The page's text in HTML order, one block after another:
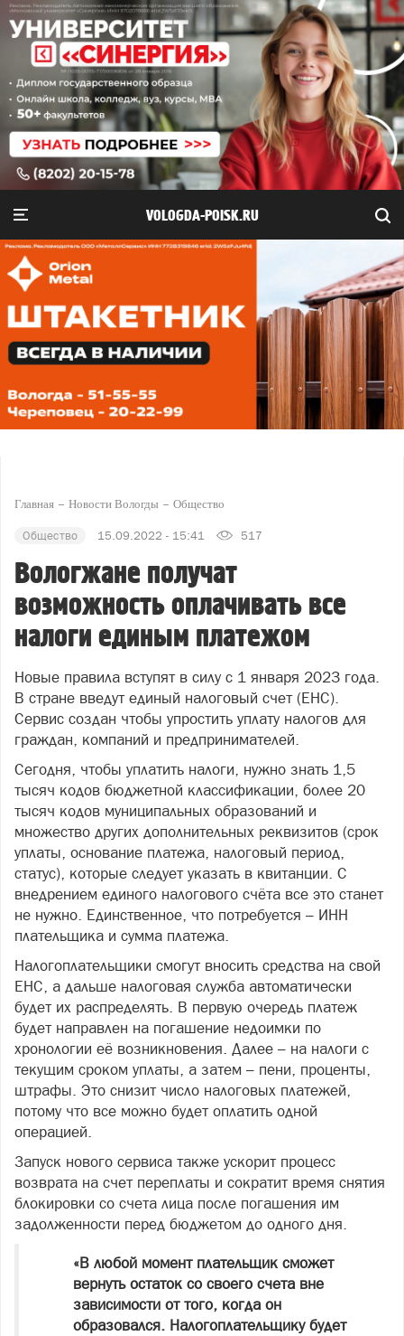
VOLOGDA-POISK.RU
Главная Новости Вологды Общество
Общество 15.09.2022 - 15:41 517
Вологжане получат
возможность оплачивать все
налоги единым платежом
Новые правила вступят в силу с 1 января 2023 года.
В стране введут единый налоговый счет (ЕНС).
Сервис создан чтобы упростить уплату налогов для
граждан, компаний и предпринимателей.
Сегодня, чтобы уплатить налоги, нужно знать 1,5
тысяч кодов бюджетной классификации, более 20
тысяч кодов муниципальных образований и
множество других дополнительных реквизитов (срок
уплаты, основание платежа, налоговый период,
статус), которые следует указать в квитанции. С
внедрением единого налогового счёта все это станет
не нужно. Единственное, что потребуется – ИНН
плательщика и сумма платежа.
Налогоплательщики смогут вносить средства на свой
ЕНС, а дальше налоговая служба автоматически
будет их распределять. В первую очередь платеж
будет направлен на погашение недоимки по
хронологии её возникновения. Далее – на налоги с
текущим сроком уплаты, а затем – пени, проценты,
штрафы. Это снизит число налоговых платежей,
потому что все можно будет оплатить одной
операцией.
Запуск нового сервиса также ускорит процесс
возврата на счет переплаты и сократит время снятия
блокировки со счета лица после погашения им
задолженности перед бюджетом до одного дня.
«В любой момент плательщик сможет
вернуть остаток со своего счета вне
зависимости от того, когда он
образовался. Налогоплательщику будет